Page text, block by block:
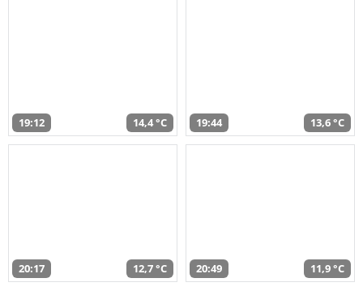
19:12 14,4 °C 19:44 13,6 °C
20:17 12,7 °C 20:49 11,9 °C